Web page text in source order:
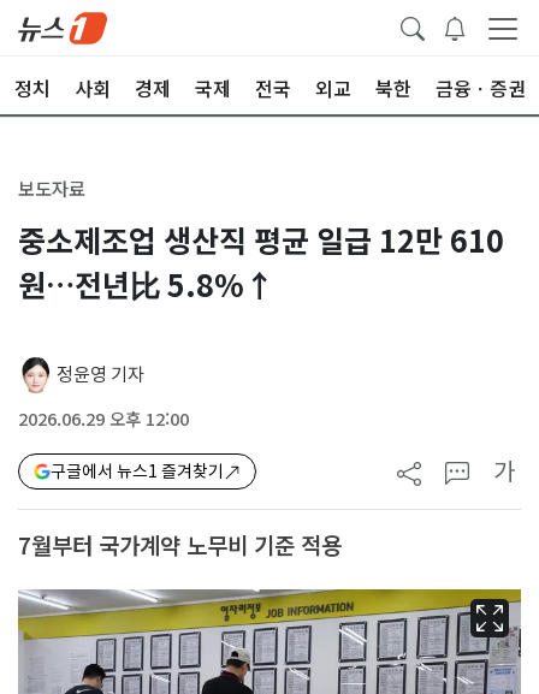
정치 사회 경제 국제 전국 외교 북한 금융ㆍ증권
보도자료
중소제조업 생산직 평균 일급 12만 610
원…전년比 5.8%↑
정윤영 기자
2026.06.29 오후 12:00
구글에서 뉴스1 즐겨찾기 가
7월부터 국가계약 노무비 기준 적용